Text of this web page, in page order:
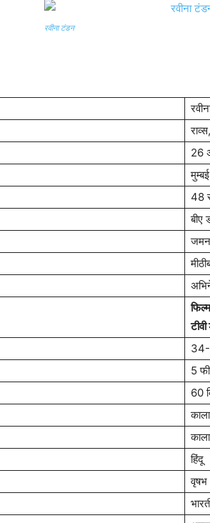
रवीना टंडन
26
48
बीए
5
60
काला
काला
हिंदू
वृषभ